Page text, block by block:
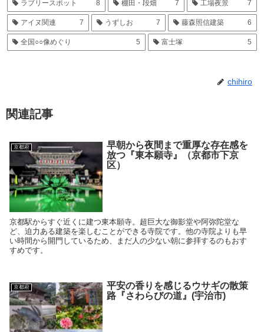
ラブリースポット 8 棚田・段畑 7 工場夜景 7
アイヌ関連 7 うずしお 7 藤森照信建築 6
全国○○像めぐり 5 富士塚 5
chihiro
関連記事
京都府
早朝から夜間まで重厚な存在感を
放つ『東本願寺』（京都市下京
区）
京都駅からすぐ近くに建つ東本願寺。超巨大な御影堂や阿弥陀堂な
ど、迫力ある建築を楽しむことができる寺院です。他の寺院よりも早
い時間から開門しているため、まだ人の少ない朝に参拝するのもおす
すめです。
京都府
平安の香りを感じるウサギの散策
路『さわらびの道』(宇治市)